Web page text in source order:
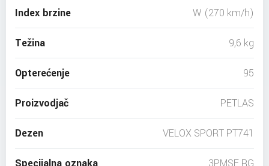
Index brzine W (270 km/h)
Težina 9,6 kg
Opterećenje 95
Proizvodjač PETLAS
Dezen VELOX SPORT PT741
Specijalna oznaka 3PMSF RG